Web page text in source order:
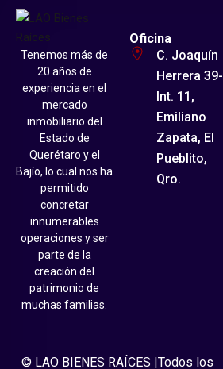
Tenemos más de
20 años de
experiencia en el
mercado
inmobiliario del
Estado de
Querétaro y el
Bajío, lo cual nos ha
permitido
concretar
innumerables
operaciones y ser
parte de la
creación del
patrimonio de
muchas familias.
Oficina
C. Joaquín
Herrera 39-
Int. 11,
Emiliano
Zapata, El
Pueblito,
Qro.
© LAO BIENES RAÍCES |Todos los